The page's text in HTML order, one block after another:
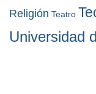
Religión Teatro
Universidad